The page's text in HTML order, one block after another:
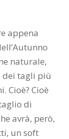
appena
naturale,
dei tagli più
Cioè? Cioè
di
avrà, però,
un soft